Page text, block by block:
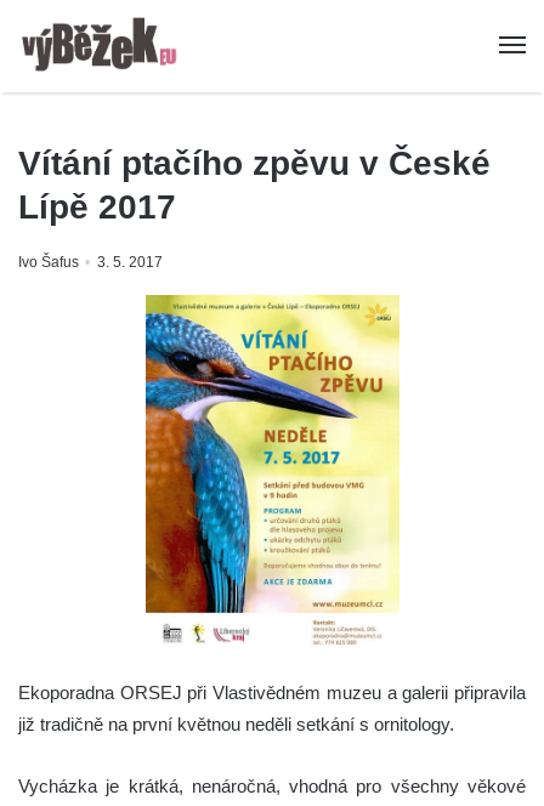
Vítání ptačího zpěvu v České
Lípě 2017
Ivo Šafus 3. 5. 2017
Ekoporadna ORSEJ při Vlastivědném muzeu a galerii připravila
již tradičně na první květnou neděli setkání s ornitology.
Vycházka je krátká, nenáročná, vhodná pro všechny věkové